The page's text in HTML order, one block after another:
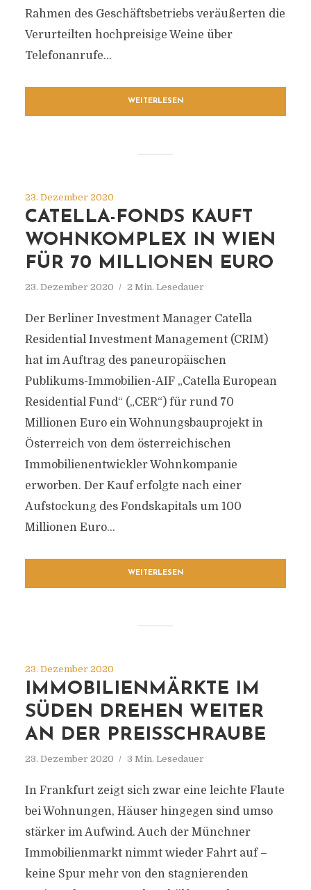
Rahmen des Geschäftsbetriebs veräußerten die
Verurteilten hochpreisige Weine über
Telefonanrufe...
WEITERLESEN
23. Dezember 2020
CATELLA-FONDS KAUFT
WOHNKOMPLEX IN WIEN
FÜR 70 MILLIONEN EURO
23. Dezember 2020 2 Min. Lesedauer
Der Berliner Investment Manager Catella
Residential Investment Management (CRIM)
hat im Auftrag des paneuropäischen
Publikums-Immobilien-AIF „Catella European
Residential Fund“ („CER“) für rund 70
Millionen Euro ein Wohnungsbauprojekt in
Österreich von dem österreichischen
Immobilienentwickler Wohnkompanie
erworben. Der Kauf erfolgte nach einer
Aufstockung des Fondskapitals um 100
Millionen Euro...
WEITERLESEN
23. Dezember 2020
IMMOBILIENMÄRKTE IM
SÜDEN DREHEN WEITER
AN DER PREISSCHRAUBE
23. Dezember 2020 3 Min. Lesedauer
In Frankfurt zeigt sich zwar eine leichte Flaute
bei Wohnungen, Häuser hingegen sind umso
stärker im Aufwind. Auch der Münchner
Immobilienmarkt nimmt wieder Fahrt auf –
keine Spur mehr von den stagnierenden